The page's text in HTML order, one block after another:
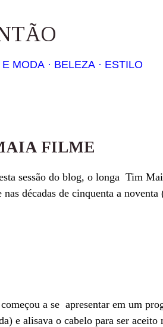
MODA BELEZA ESTILO
FILME
sessão do blog, o longa Tim
décadas de cinquenta a
a se apresentar em um
e alisava o cabelo para ser